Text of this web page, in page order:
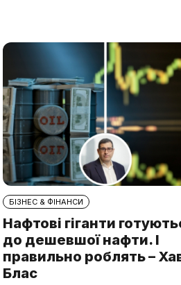
БІЗНЕС & ФІНАНСИ
Нафтові гіганти
до дешевшої нафти. І
правильно роблять –
Блас